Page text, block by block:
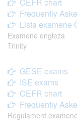
CEFR chart
Frequently
Lista examene
Examene engleza
Trinity
GESE exams
ISE exams
CEFR chart
Frequently
Regulament examene